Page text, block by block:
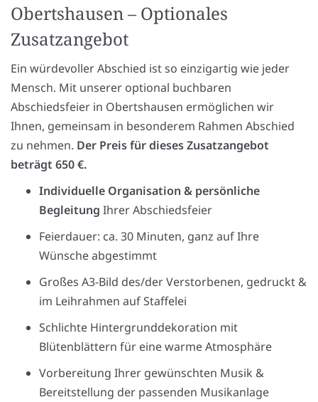
Obertshausen – Optionales
Zusatzangebot
Ein würdevoller Abschied ist so einzigartig wie jeder
Mensch. Mit unserer optional buchbaren
Abschiedsfeier in Obertshausen ermöglichen wir
Ihnen, gemeinsam in besonderem Rahmen Abschied
zu nehmen. Der Preis für dieses Zusatzangebot
beträgt 650 €.
Individuelle Organisation & persönliche
Begleitung Ihrer Abschiedsfeier
Feierdauer: ca. 30 Minuten, ganz auf Ihre
Wünsche abgestimmt
Großes A3-Bild des/der Verstorbenen, gedruckt &
im Leihrahmen auf Staffelei
Schlichte Hintergrunddekoration mit
Blütenblättern für eine warme Atmosphäre
Vorbereitung Ihrer gewünschten Musik &
Bereitstellung der passenden Musikanlage